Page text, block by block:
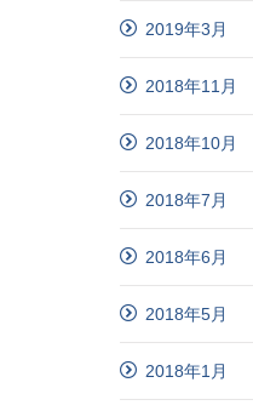
2019年3月
2018年11月
2018年10月
2018年7月
2018年6月
2018年5月
2018年1月